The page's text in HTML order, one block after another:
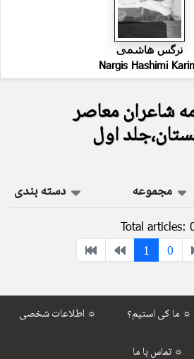
نرگس هاشمی
Nargis Hashimi
شاعران معاصر
اول
مجموعه دسته بندی
Total articles:
1
0
اطلاعات شخصی ☼ ما کی استیم؟ ☼
تماس با ما ☼